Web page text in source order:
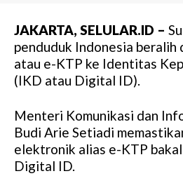
JAKARTA, SELULAR.ID –
penduduk Indonesia
atau e-KTP ke Identitas
(IKD atau Digital ID).
Menteri Komunikasi dan
Budi Arie Setiadi
elektronik alias e-KTP
Digital ID.